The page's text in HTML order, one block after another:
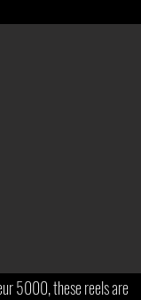
5000, these reels are